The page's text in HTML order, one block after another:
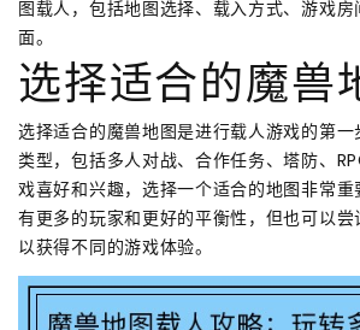
图载人，包括地图选择、载入方式、游戏
面。
选择适合的魔兽
选择适合的魔兽地图是进行载人游戏的第
类型，包括多人对战、合作任务、塔防、
戏喜好和兴趣，选择一个适合的地图非常
有更多的玩家和更好的平衡性，但也可以尝
以获得不同的游戏体验。